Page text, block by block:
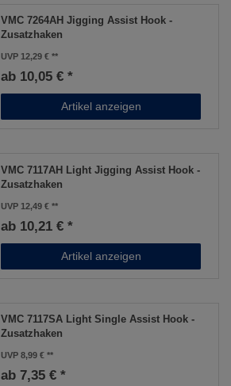
VMC 7264AH Jigging Assist Hook -
Zusatzhaken
UVP 12,29 €
ab 10,05 € *
Artikel anzeigen
VMC 7117AH Light Jigging Assist Hook -
Zusatzhaken
UVP 12,49 €
ab 10,21 € *
Artikel anzeigen
VMC 7117SA Light Single Assist Hook -
Zusatzhaken
UVP 8,99 €
ab 7,35 € *